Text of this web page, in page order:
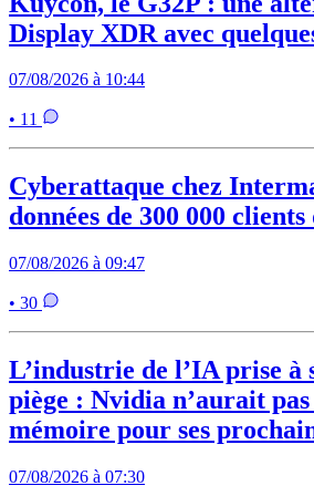
Display XDR avec
07/08/2026 à 10:44
• 11
Cyberattaque chez
données de 300 000
07/08/2026 à 09:47
• 30
L’industrie de l’IA prise à
piège : Nvidia n’aurait pas
mémoire pour ses
07/08/2026 à 07:30